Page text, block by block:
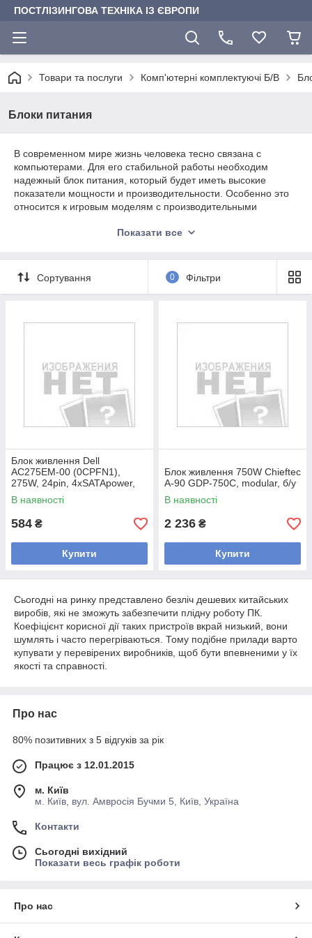
ПОСТЛІЗИНГОВА ТЕХНІКА ІЗ ЄВРОПИ
Товари та послуги Комп'ютерні комплектуючі Б/В
Блоки питания
В современном мире жизнь человека тесно связана с
компьютерами. Для его стабильной работы необходим
надежный блок питания, который будет иметь высокие
показатели мощности и производительности. Особенно это
относится к игровым моделям с производительными
предлагает большой выбор блоков питания разной
выборе блока в соответствии с вашими потребностями и
бюджетом.
Показати все
Сортування 0 Фільтри
Блок живлення Dell
AC275EM-00 (0CPFN1),
275W, 24pin, 4xSATApower,
brand (for Dell 390 790 990
3010 9010 7010
В наявності
584 ₴
Купити
Блок живлення 750W Chieftec
A-90 GDP-750C, modular, б/у
В наявності
2 236 ₴
Купити
Сьогодні на ринку представлено безліч дешевих китайських
виробів, які не зможуть забезпечити плідну роботу ПК.
Коефіцієнт корисної дії таких пристроїв вкрай низький, вони
шумлять і часто перегріваються. Тому подібне прилади варто
купувати у перевірених виробників, щоб бути впевненими у їх
якості та справності.
Про нас
80% позитивних з 5 відгуків за рік
Працює з 12.01.2015
м. Київ
м. Київ, вул. Амвросія Бучми 5, Київ, Україна
Контакти
Сьогодні вихідний
Показати весь графік роботи
Про нас